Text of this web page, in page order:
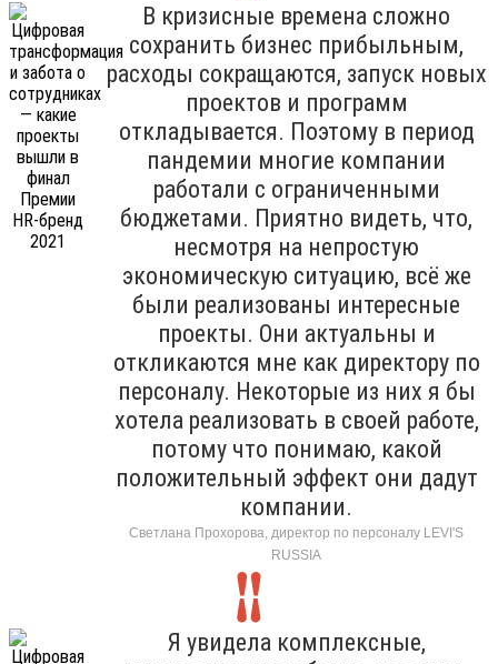
В кризисные времена сложно
сохранить бизнес прибыльным,
расходы сокращаются, запуск новых
проектов и программ
откладывается. Поэтому в период
пандемии многие компании
работали с ограниченными
бюджетами. Приятно видеть, что,
несмотря на непростую
экономическую ситуацию, всё же
были реализованы интересные
проекты. Они актуальны и
откликаются мне как директору по
персоналу. Некоторые из них я бы
хотела реализовать в своей работе,
потому что понимаю, какой
положительный эффект они дадут
компании.
Светлана Прохорова, директор по персоналу LEVI'S
RUSSIA
Я увидела комплексные,